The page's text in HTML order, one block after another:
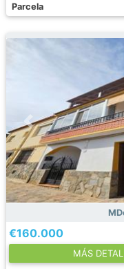
Parcela
€160.000
МÁS